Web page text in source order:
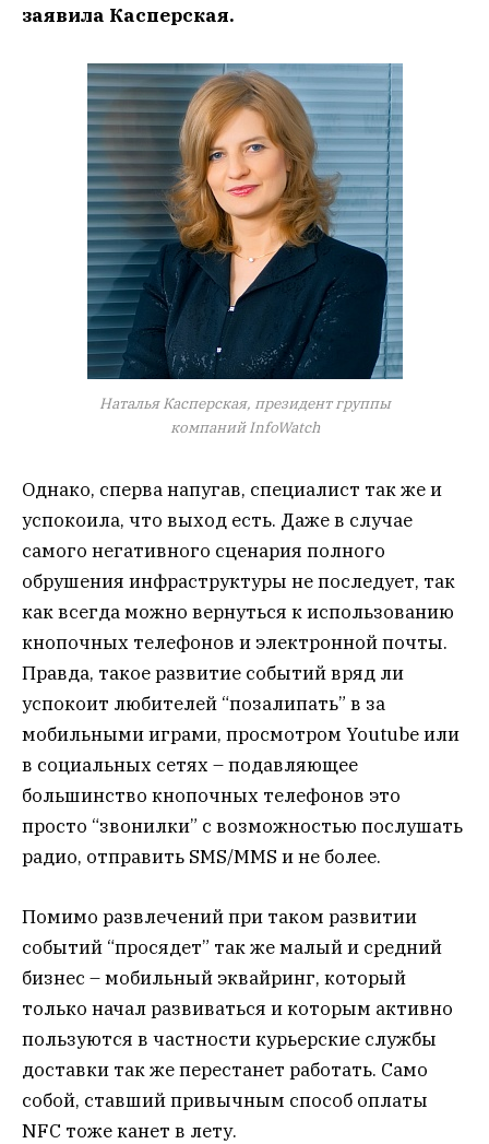
заявила Касперская.
Наталья Касперская, президент группы
компаний InfoWatch
Однако, сперва напугав, специалист так же и
успокоила, что выход есть. Даже в случае
самого негативного сценария полного
обрушения инфраструктуры не последует, так
как всегда можно вернуться к использованию
кнопочных телефонов и электронной почты.
Правда, такое развитие событий вряд ли
успокоит любителей “позалипать” в за
мобильными играми, просмотром Youtube или
в социальных сетях – подавляющее
большинство кнопочных телефонов это
просто “звонилки” с возможностью послушать
радио, отправить SMS/MMS и не более.
Помимо развлечений при таком развитии
событий “просядет” так же малый и средний
бизнес – мобильный эквайринг, который
только начал развиваться и которым активно
пользуются в частности курьерские службы
доставки так же перестанет работать. Само
собой, ставший привычным способ оплаты
NFC тоже канет в лету.